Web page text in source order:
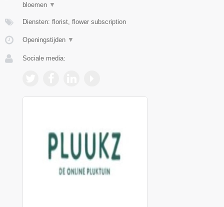
bloemen ▼
Diensten: florist, flower subscription
Openingstijden ▼
Sociale media: